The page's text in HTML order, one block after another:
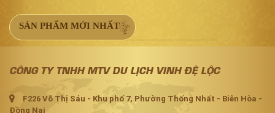
SẢN PHẨM MỚI NHẤT
CÔNG TY TNHH MTV DU LỊCH VINH ĐỆ LỘC
F226 Võ Thị Sáu - Khu phố 7, Phường Thống Nhất - Biên Hòa -
Đồng Nai